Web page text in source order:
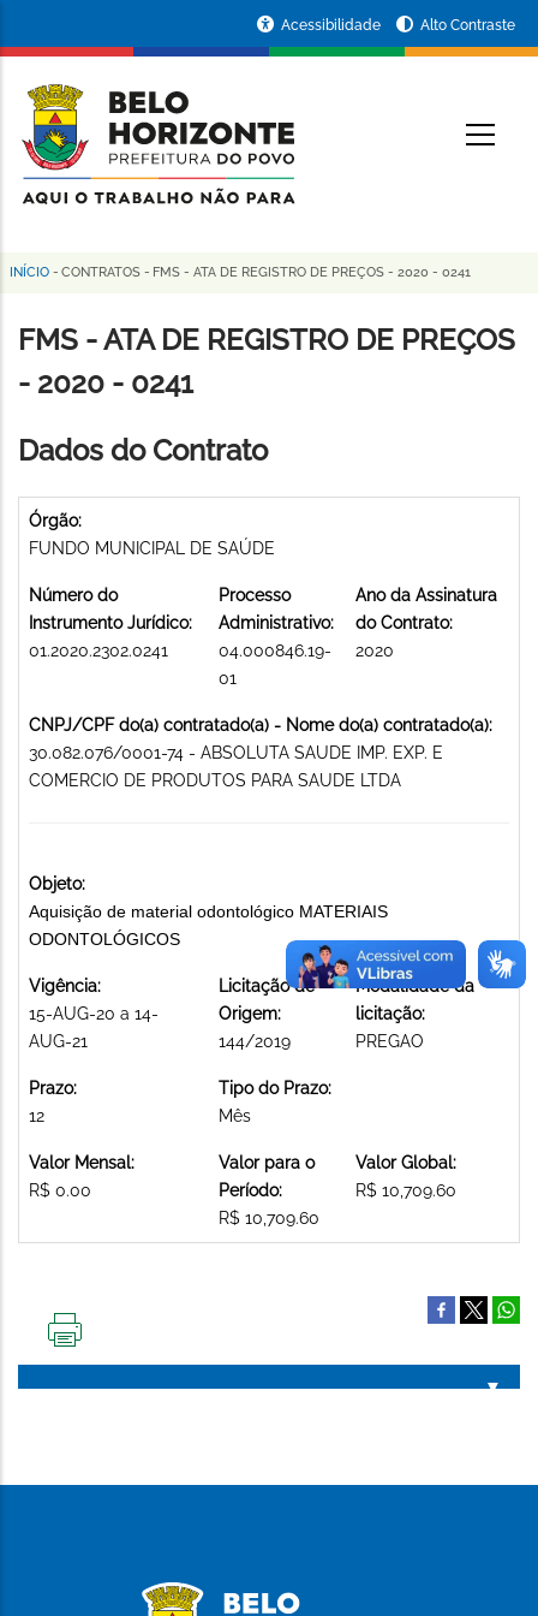
conteúdo
principal
da
Prefeitura
de
Horizonte
Acessibilidade Alto Contraste
Trilha
de
navegação
INÍCIO - CONTRATOS - FMS - ATA DE REGISTRO DE PREÇOS - 2020 - 0241
FMS - ATA DE REGISTRO DE PREÇOS
- 2020 - 0241
Dados do Contrato
Órgão:
FUNDO MUNICIPAL DE SAÚDE
Número do
Instrumento Jurídico:
01.2020.2302.0241
Processo
Administrativo:
04.000846.19-
01
Ano da Assinatura
do Contrato:
2020
CNPJ/CPF do(a) contratado(a) - Nome do(a) contratado(a):
30.082.076/0001-74 - ABSOLUTA SAUDE IMP. EXP. E
COMERCIO DE PRODUTOS PARA SAUDE LTDA
Objeto:
Aquisição de material odontológico MATERIAIS
ODONTOLÓGICOS
Vigência:
15-AUG-20 a 14-
AUG-21
Licitação de
Origem:
144/2019
Modalidade da
licitação:
PREGAO
Prazo:
12
Tipo do Prazo:
Mês
Valor Mensal:
R$ 0.00
Valor para o
Período:
R$ 10,709.60
Valor Global:
R$ 10,709.60
PÁGINA